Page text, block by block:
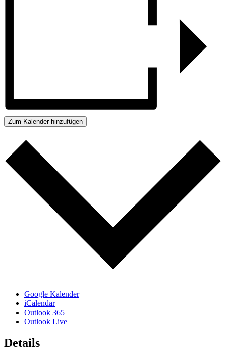
Zum Kalender hinzufügen
Google Kalender
iCalendar
Outlook 365
Outlook Live
Details